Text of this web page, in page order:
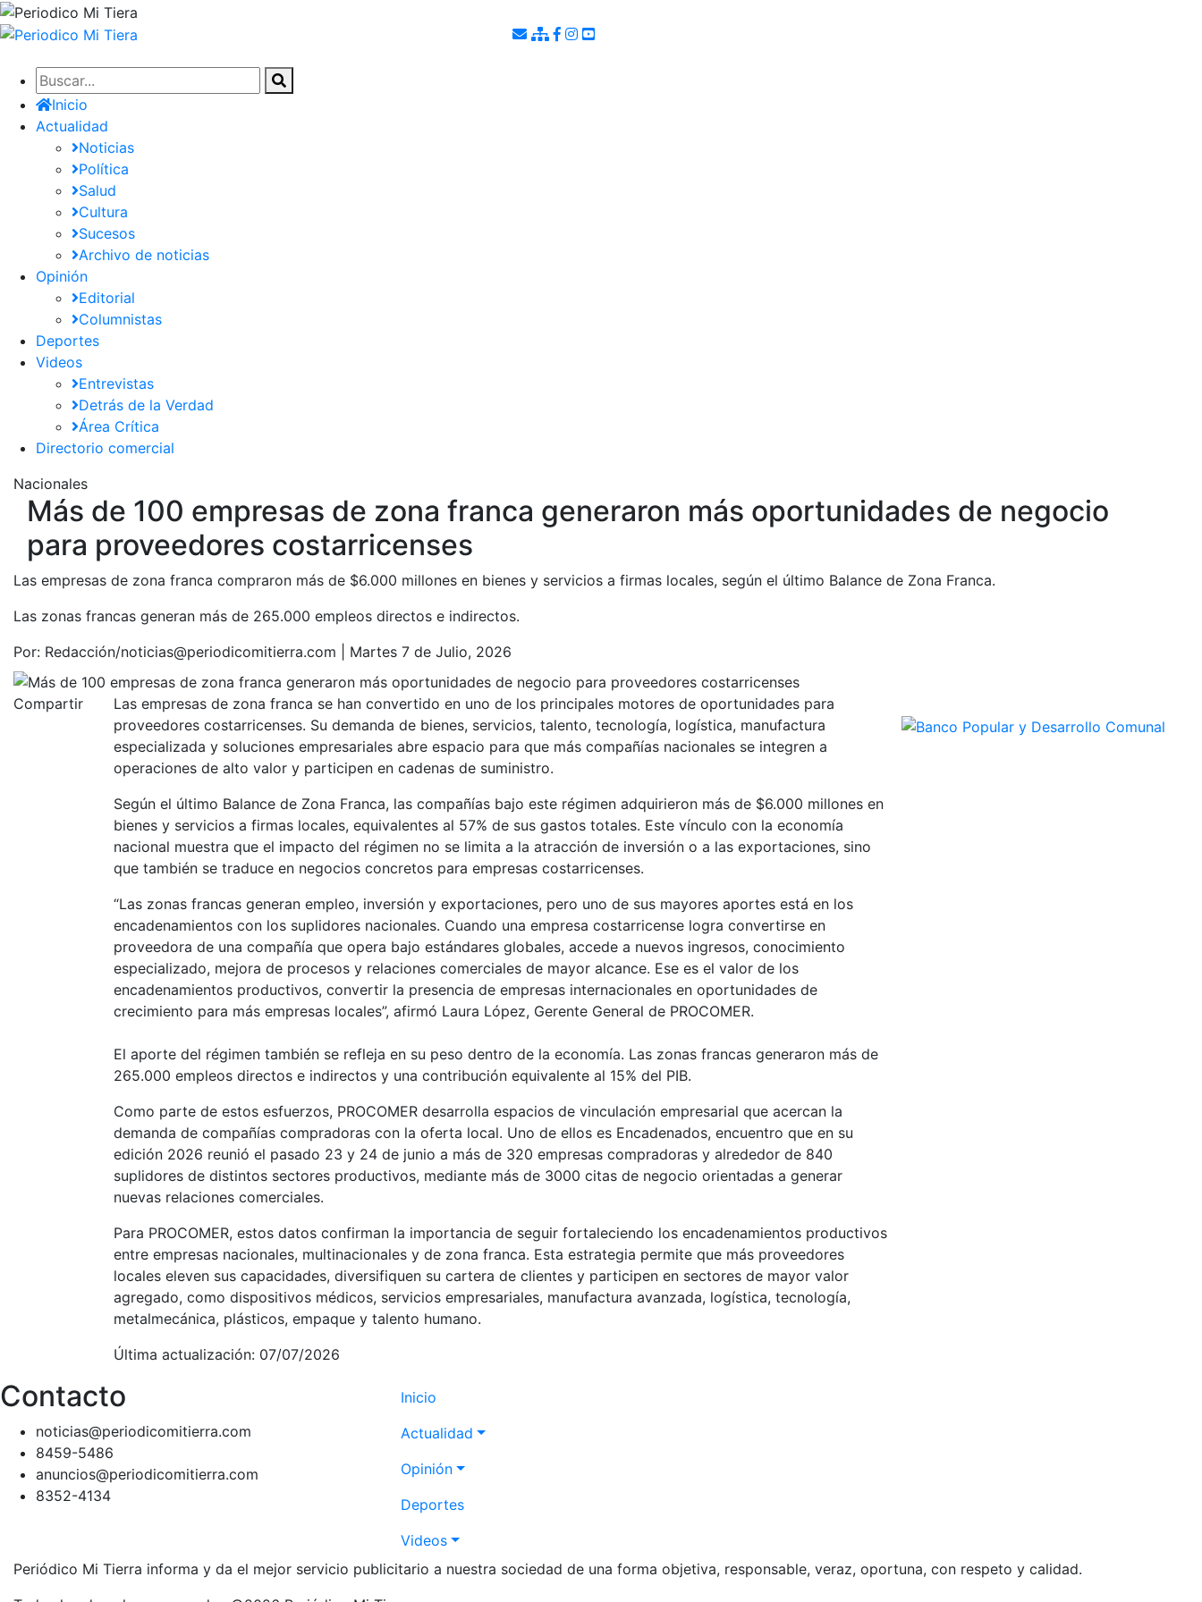
Pasar
al
principal
Inicio
Actualidad
Noticias
Política
Salud
Cultura
Sucesos
Archivo de noticias
Opinión
Editorial
Columnistas
Deportes
Videos
Entrevistas
Detrás de la Verdad
Área Crítica
Directorio comercial
Nacionales
Más de 100 empresas de zona franca generaron más oportunidades de negocio
para proveedores costarricenses
Las empresas de zona franca compraron más de $6.000 millones en bienes y servicios a firmas locales, según el último Balance de Zona Franca.
Las zonas francas generan más de 265.000 empleos directos e indirectos.
Por: Redacción/noticias@periodicomitierra.com | Martes 7 de Julio, 2026
Compartir
Las empresas de zona franca se han convertido en uno de los principales motores de oportunidades para
proveedores costarricenses. Su demanda de bienes, servicios, talento, tecnología, logística, manufactura
especializada y soluciones empresariales abre espacio para que más compañías nacionales se integren a
operaciones de alto valor y participen en cadenas de suministro.
Según el último Balance de Zona Franca, las compañías bajo este régimen adquirieron más de $6.000 millones en
bienes y servicios a firmas locales, equivalentes al 57% de sus gastos totales. Este vínculo con la economía
nacional muestra que el impacto del régimen no se limita a la atracción de inversión o a las exportaciones, sino
que también se traduce en negocios concretos para empresas costarricenses.
“Las zonas francas generan empleo, inversión y exportaciones, pero uno de sus mayores aportes está en los
encadenamientos con los suplidores nacionales. Cuando una empresa costarricense logra convertirse en
proveedora de una compañía que opera bajo estándares globales, accede a nuevos ingresos, conocimiento
especializado, mejora de procesos y relaciones comerciales de mayor alcance. Ese es el valor de los
encadenamientos productivos, convertir la presencia de empresas internacionales en oportunidades de
crecimiento para más empresas locales”, afirmó Laura López, Gerente General de PROCOMER.
El aporte del régimen también se refleja en su peso dentro de la economía. Las zonas francas generaron más de
265.000 empleos directos e indirectos y una contribución equivalente al 15% del PIB.
Como parte de estos esfuerzos, PROCOMER desarrolla espacios de vinculación empresarial que acercan la
demanda de compañías compradoras con la oferta local. Uno de ellos es Encadenados, encuentro que en su
edición 2026 reunió el pasado 23 y 24 de junio a más de 320 empresas compradoras y alrededor de 840
suplidores de distintos sectores productivos, mediante más de 3000 citas de negocio orientadas a generar
nuevas relaciones comerciales.
Para PROCOMER, estos datos confirman la importancia de seguir fortaleciendo los encadenamientos productivos
entre empresas nacionales, multinacionales y de zona franca. Esta estrategia permite que más proveedores
locales eleven sus capacidades, diversifiquen su cartera de clientes y participen en sectores de mayor valor
agregado, como dispositivos médicos, servicios empresariales, manufactura avanzada, logística, tecnología,
metalmecánica, plásticos, empaque y talento humano.
Última actualización: 07/07/2026
Contacto
noticias@periodicomitierra.com
8459-5486
anuncios@periodicomitierra.com
8352-4134
Navegación
principal
Inicio
Actualidad
Opinión
Deportes
Videos
Periódico Mi Tierra informa y da el mejor servicio publicitario a nuestra sociedad de una forma objetiva, responsable, veraz, oportuna, con respeto y calidad.